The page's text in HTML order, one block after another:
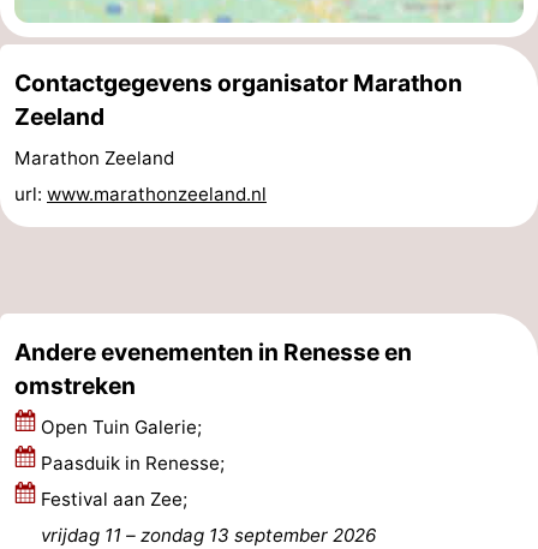
Schouwen
Natuur
Oranjezon
-
Oostkapelle
-
Natuur
-
Domburg
Vlissingen
-
Middelburg
Contact
Contactgegevens organisator Marathon
Zeeland
Marathon Zeeland
url: www.marathonzeeland.nl
Andere evenementen in Renesse en
omstreken
Open Tuin Galerie;
Paasduik in Renesse;
Festival aan Zee;
vrijdag 11 – zondag 13 september 2026